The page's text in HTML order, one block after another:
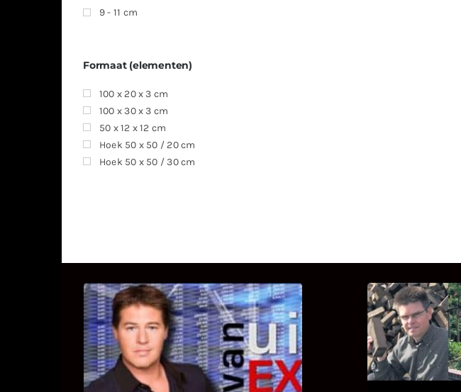
9 - 11 cm
Formaat (elementen)
100 x 20 x 3 cm
100 x 30 x 3 cm
50 x 12 x 12 cm
Hoek 50 x 50 / 20 cm
Hoek 50 x 50 / 30 cm
UITSTEL VAN EXECUTIE
Bekijk hier de fragmenten van de
deelname van Bricks and Stones aan
dit programma.
Hoe Bricks
wat Hans
wereld